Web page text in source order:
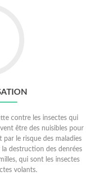
contre les insectes qui
être des nuisibles pour
par le risque des maladies
destruction des denrées
qui sont les insectes
volants.